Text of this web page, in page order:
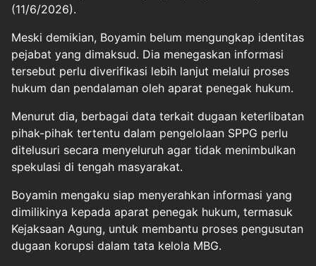
(11/6/2026).
Meski demikian, Boyamin belum mengungkap identitas
pejabat yang dimaksud. Dia menegaskan informasi
tersebut perlu diverifikasi lebih lanjut melalui proses
hukum dan pendalaman oleh aparat penegak hukum.
Menurut dia, berbagai data terkait dugaan keterlibatan
pihak-pihak tertentu dalam pengelolaan SPPG perlu
ditelusuri secara menyeluruh agar tidak menimbulkan
spekulasi di tengah masyarakat.
Boyamin mengaku siap menyerahkan informasi yang
dimilikinya kepada aparat penegak hukum, termasuk
Kejaksaan Agung, untuk membantu proses pengusutan
dugaan korupsi dalam tata kelola MBG.